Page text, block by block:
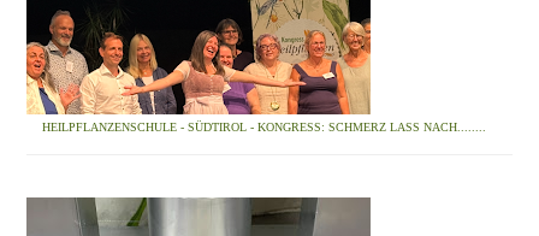
HEILPFLANZENSCHULE - SÜDTIROL - KONGRESS: SCHMERZ LASS NACH........